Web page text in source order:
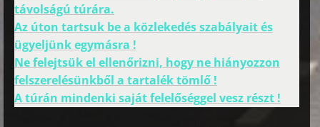
távolságú túrára.
Az úton tartsuk be a közlekedés szabályait és
ügyeljünk egymásra !
Ne felejtsük el ellenőrizni, hogy ne hiányozzon
felszerelésünkből a tartalék tömlő !
A túrán mindenki saját felelőséggel vesz részt !